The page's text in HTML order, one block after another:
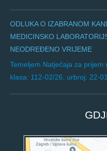
ODLUKA O IZABRANOM
MEDICINSKO
NEODREĐENO VRIJEME
Temeljem Natječaja za prijem
klasa: 112-02/26, urbroj: 22-